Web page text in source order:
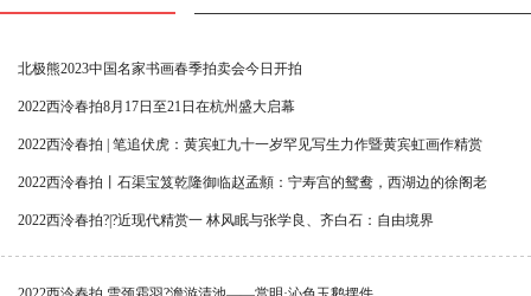
北极熊2023中国名家书画春季拍卖会今日开拍
2022西泠春拍8月17日至21日在杭州盛大启幕
2022西泠春拍 | 笔追伏虎：黄宾虹九十一岁罕见写生力作暨黄宾虹画作精赏
2022西泠春拍丨石渠宝笈乾隆御临赵孟頫：宁寿宫的鸳鸯，西湖边的徐阁老
2022西泠春拍?|?近现代精赏一 林风眠与张学良、齐白石：自由境界